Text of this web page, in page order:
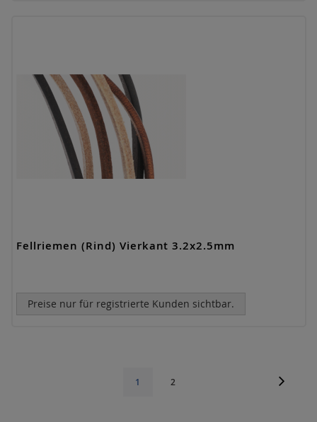
Fellriemen (Rind) Vierkant 3.2x2.5mm
Preise nur für registrierte Kunden sichtbar.
Sie
1 Seite
2